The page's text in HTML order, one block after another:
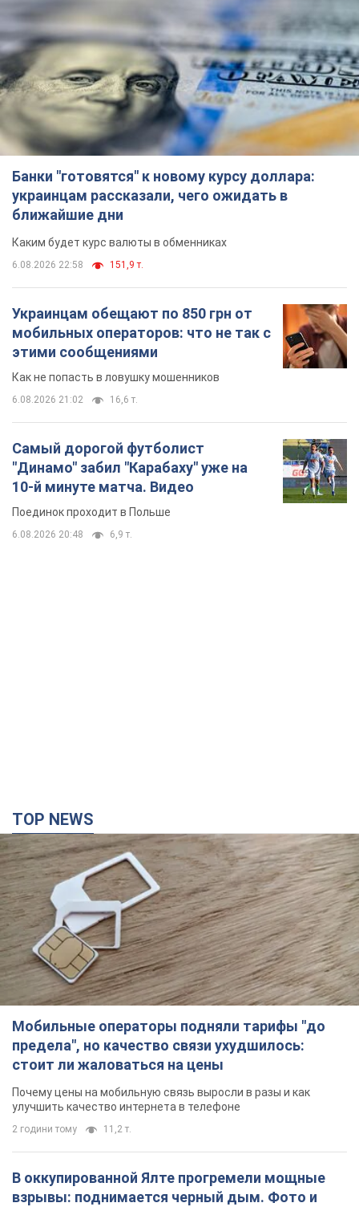
Банки "готовятся" к новому курсу доллара:
украинцам рассказали, чего ожидать в
ближайшие дни
Каким будет курс валюты в обменниках
6.08.2026 22:58 151,9 т.
Украинцам обещают по 850 грн от
мобильных операторов: что не так с
этими сообщениями
Как не попасть в ловушку мошенников
6.08.2026 21:02 16,6 т.
Самый дорогой футболист
"Динамо" забил "Карабаху" уже на
10-й минуте матча. Видео
Поединок проходит в Польше
6.08.2026 20:48 6,9 т.
TOP NEWS
Мобильные операторы подняли тарифы "до
предела", но качество связи ухудшилось:
стоит ли жаловаться на цены
Почему цены на мобильную связь выросли в разы и как
улучшить качество интернета в телефоне
2 години тому 11,2 т.
В оккупированной Ялте прогремели мощные
взрывы: поднимается черный дым. Фото и